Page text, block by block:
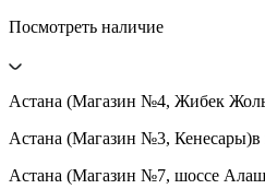
Посмотреть наличие
Астана (Магазин №4, Жибек
Астана (Магазин №3, Кенесары)в
Астана (Магазин №7, шоссе